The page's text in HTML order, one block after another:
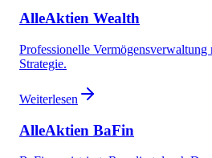
AlleAktien Wealth
Professionelle
Strategie.
Weiterlesen
AlleAktien BaFin